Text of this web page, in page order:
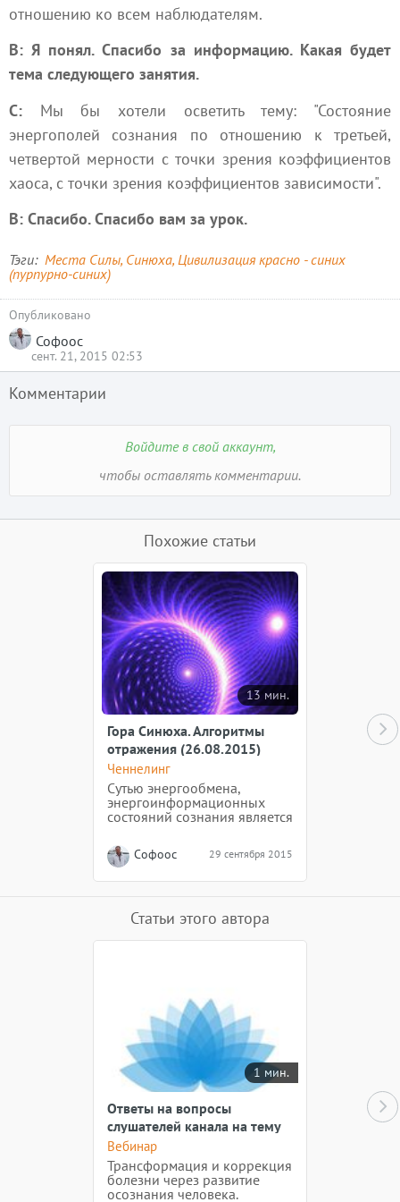
отношению ко всем наблюдателям.
В: Я понял. Спасибо за информацию. Какая будет
тема следующего занятия.
С: Мы бы хотели осветить тему: "Состояние
энергополей сознания по отношению к третьей,
четвертой мерности с точки зрения коэффициентов
хаоса, с точки зрения коэффициентов зависимости".
В: Спасибо. Спасибо вам за урок.
Тэги Места Силы Синюха Цивилизация красно - синих
(пурпурно-синих)
Опубликовано
Софоос
сент. 21, 2015 02:53
Комментарии
Войдите в свой аккаунт,
чтобы оставлять комментарии.
Похожие статьи
13 мин.
Гора Синюха. Алгоритмы
отражения (26.08.2015)
Ченнелинг
Сутью энергообмена,
энергоинформационных
состояний сознания является
картины иллюзии, картины
пребывания человека в
восприятия, которые
организуются с помощью
условий, алгоритмов,
Софоос 29 сентября 2015
Статьи этого автора
1 мин.
Ответы на вопросы
слушателей канала на тему
целительства к вебинару
22.01.2023 г. часть 2.
Вебинар
Трансформация и коррекция
болезни через развитие
осознания человека.